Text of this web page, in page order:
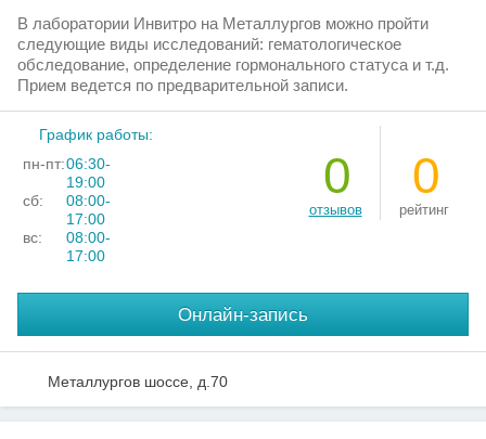
В лаборатории Инвитро на Металлургов можно пройти
следующие виды исследований: гематологическое
обследование, определение гормонального статуса и т.д.
Прием ведется по предварительной записи.
График работы:
пн-пт:06:30-
19:00
сб:
08:00-
17:00
вс:
08:00-
17:00
0
отзывов
0
рейтинг
Онлайн-запись
Металлургов шоссе, д.70